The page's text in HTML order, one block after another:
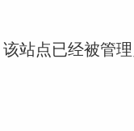
站点已经被管